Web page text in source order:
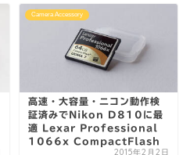
Camera Accessory
高速・大容量・ニコン動作検
証済みでNikon D810に最
適 Lexar Professional
1066x CompactFlash
2015年2月2日